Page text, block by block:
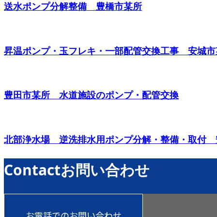
送水ポンプ分解整備 豊橋市某所
昇温ポンプ・玉フレキ・一部配管交換工事 安城
豊田市某所 水道施設のポンプ・配管交換
北部浄水場 逆洗排水用ポンプ分解・整備・取付
Contactお問い合わせ